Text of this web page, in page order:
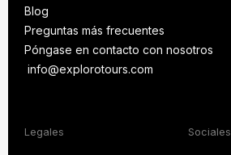
Acerca de nosotros
Blog
Blog
Preguntas más frecuentes
PREGUNTAS MÁS
FRECUENTES
Póngase en contacto con nosotros
Póngase en contacto con nosotros
info@explorotours.com
Legales Sociales